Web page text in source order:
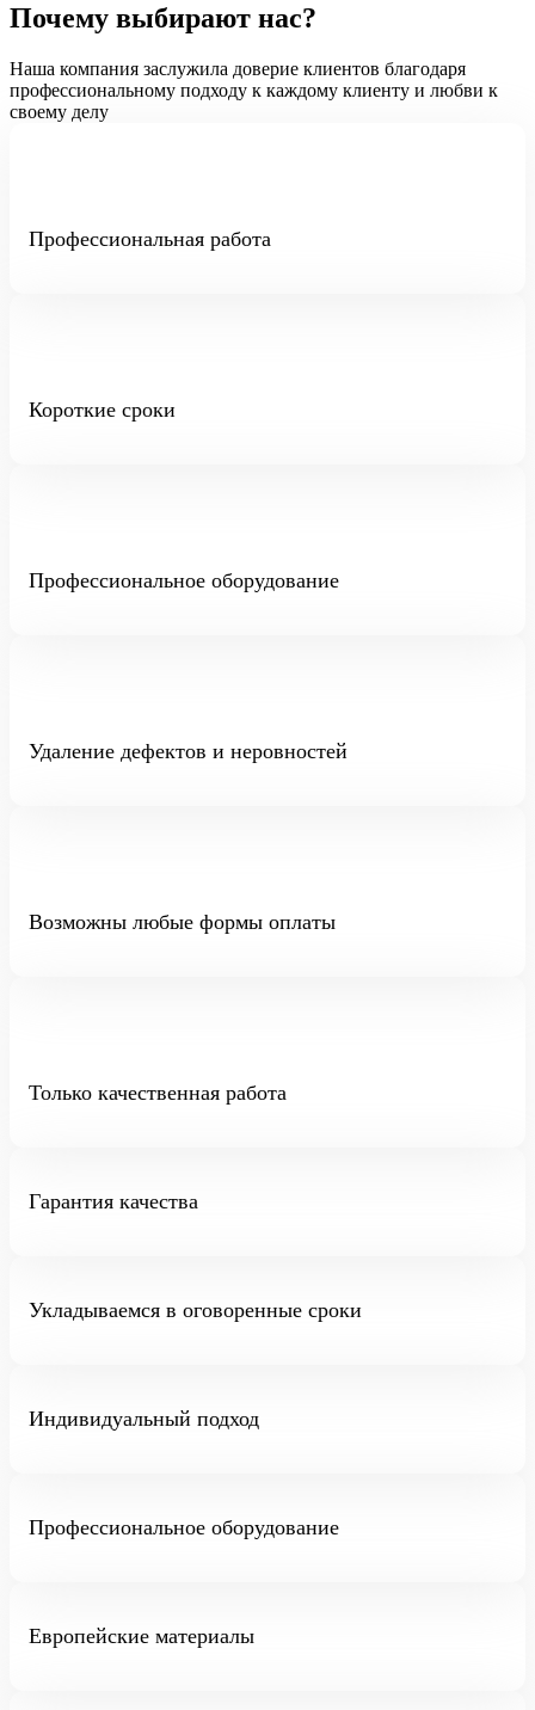
Почему выбирают нас?
Наша компания заслужила доверие клиентов благодаря
профессиональному подходу к каждому клиенту и любви к
своему делу
Профессиональная работа
Короткие сроки
Профессиональное оборудование
Удаление дефектов и неровностей
Возможны любые формы оплаты
Только качественная работа
Гарантия качества
Укладываемся в оговоренные сроки
Индивидуальный подход
Профессиональное оборудование
Европейские материалы